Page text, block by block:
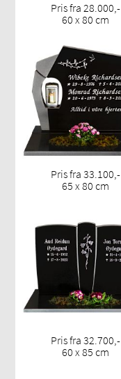
Pris fra 28.000,-
60 x 80 cm
Pris fra 33.100,-
65 x 80 cm
Pris fra 32.700,-
60 x 85 cm